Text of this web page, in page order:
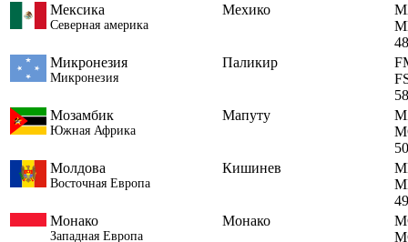
Мексика
Северная америка
Мехико
Микронезия
Микронезия
Паликир
Мозамбик
Южная Африка
Мапуту
Молдова
Восточная Европа
Кишинев
Монако
Западная Европа
Монако